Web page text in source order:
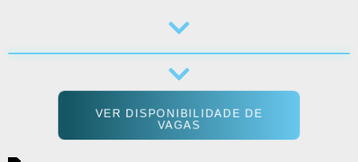
VER DISPONIBILIDADE DE
VAGAS